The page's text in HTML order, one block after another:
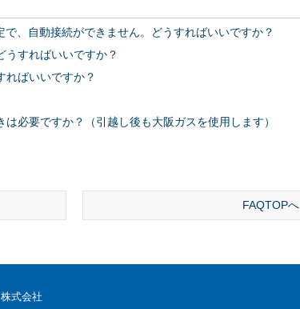
、自動接続ができません。どうすればいいですか？
うすればいいですか？
ればいいですか？
必要ですか？（引越し後も大阪ガスを使用します）
FAQTOPへ
式会社